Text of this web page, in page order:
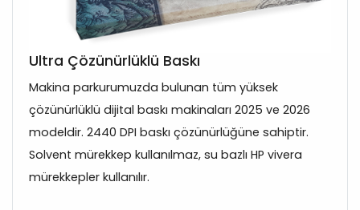
Ultra Çözünürlüklü Baskı
Makina parkurumuzda bulunan tüm yüksek
çözünürlüklü dijital baskı makinaları 2025 ve 2026
modeldir. 2440 DPI baskı çözünürlüğüne sahiptir.
Solvent mürekkep kullanılmaz, su bazlı HP vivera
mürekkepler kullanılır.